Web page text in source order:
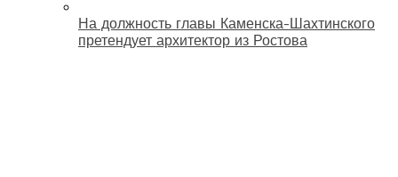
На должность главы Каменска-Шахтинского
претендует архитектор из Ростова